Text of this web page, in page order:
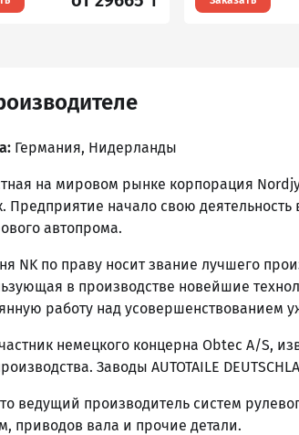
Германия, Нидерланды
на мировом рынке корпорация
Предприятие начало свою
автопрома.
NK по праву носит звание лучшего
в производстве новейшие
работу над
немецкого концерна Obtec A/S,
Заводы AUTOTAILE
ведущий производитель систем
приводов вала и прочие детали.